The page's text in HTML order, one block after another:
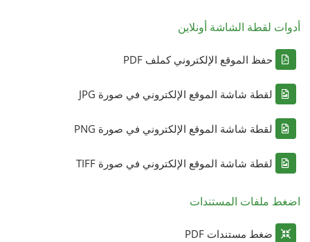
أدوات لقطة الشاشة أونلاين
حفظ الموقع الإلكتروني كملف PDF
لقطة شاشة الموقع الإلكتروني في صورة JPG
لقطة شاشة الموقع الإلكتروني في صورة PNG
لقطة شاشة الموقع الإلكتروني في صورة TIFF
اضغط ملفات المستندات
ضغط مستندات PDF